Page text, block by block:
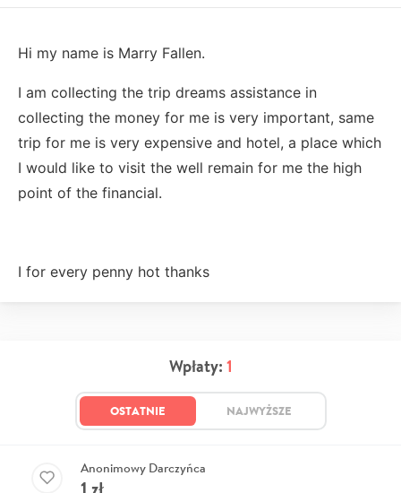
Hi my name is Marry Fallen.
I am collecting the trip dreams assistance in
collecting the money for me is very important, same
trip for me is very expensive and hotel, a place which
I would like to visit the well remain for me the high
point of the financial.
I for every penny hot thanks
Wpłaty: 1
OSTATNIE NAJWYŻSZE
Anonimowy Darczyńca